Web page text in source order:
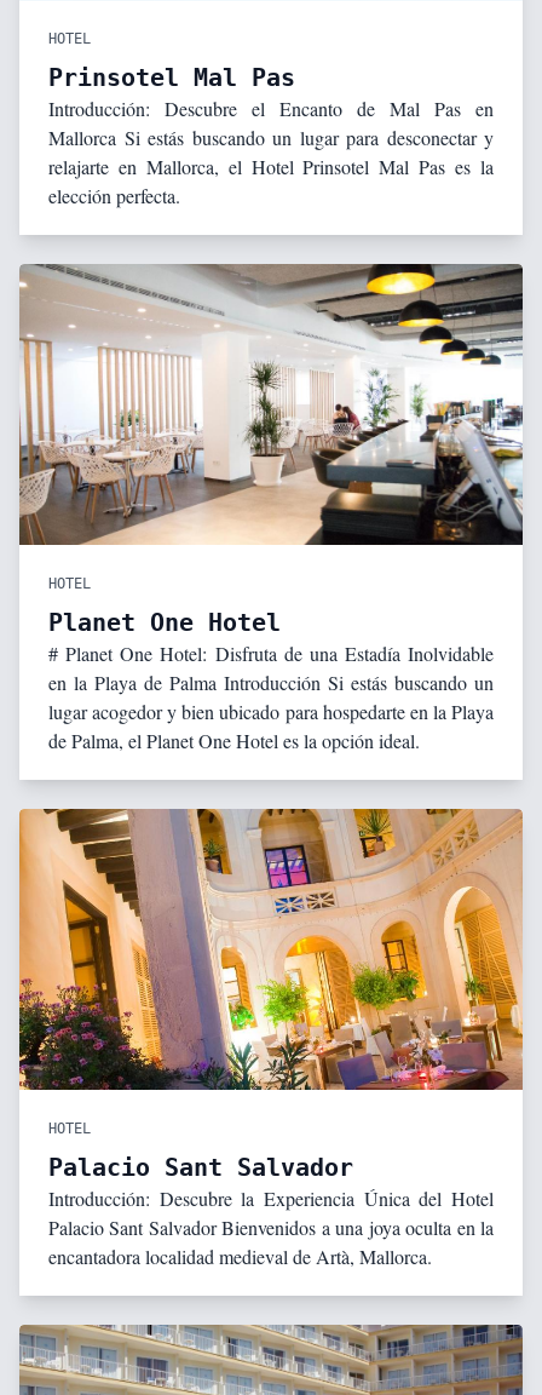
HOTEL
Prinsotel Mal Pas
Introducción: Descubre el Encanto de Mal Pas en
Mallorca Si estás buscando un lugar para desconectar y
relajarte en Mallorca, el Hotel Prinsotel Mal Pas es la
elección perfecta.
HOTEL
Planet One Hotel
# Planet One Hotel: Disfruta de una Estadía Inolvidable
en la Playa de Palma Introducción Si estás buscando un
lugar acogedor y bien ubicado para hospedarte en la Playa
de Palma, el Planet One Hotel es la opción ideal.
HOTEL
Palacio Sant Salvador
Introducción: Descubre la Experiencia Única del Hotel
Palacio Sant Salvador Bienvenidos a una joya oculta en la
encantadora localidad medieval de Artà, Mallorca.